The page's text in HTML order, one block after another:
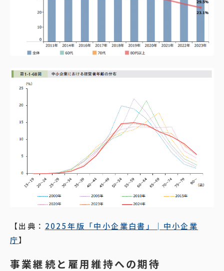
【出典： 2025年版「中小企業白書」│中小企業
庁】
事業継続と雇用維持への期待